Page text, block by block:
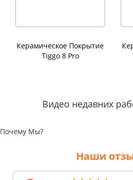
Керамическое Покрытие
Tiggo 8 Pro
Видео недавних
Почему Мы?
Наши